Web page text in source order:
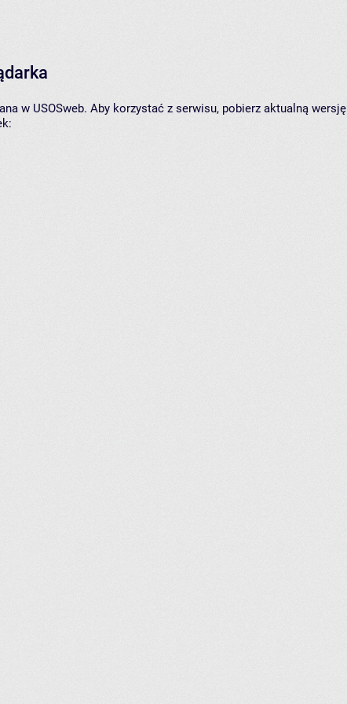
w USOSweb. Aby korzystać z serwisu, pobierz aktualną wersję